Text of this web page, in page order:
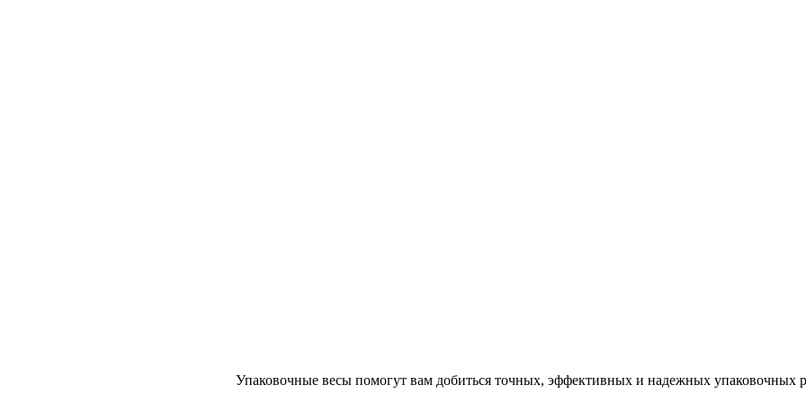
Упаковочные весы помогут вам добиться точных, эффективных и надежных упаковочных